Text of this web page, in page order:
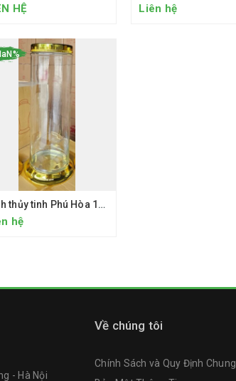
HỆ Liên hệ
Bình thủy tinh Phú Hòa 19.8L
hệ
- Hà Nội
Về chúng tôi
Chính Sách và Quy Định Chung